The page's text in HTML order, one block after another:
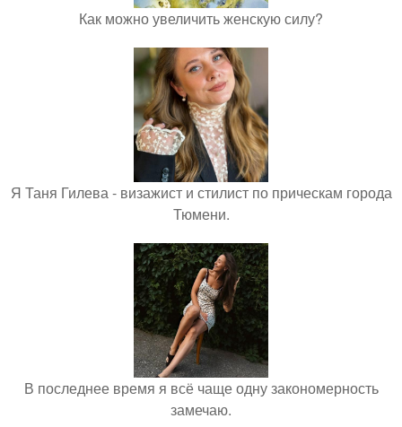
Как можно увеличить женскую силу?
Я Таня Гилева - визажист и стилист по прическам города
Тюмени.
В последнее время я всё чаще одну закономерность
замечаю.